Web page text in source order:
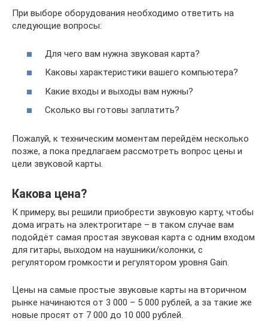
При выборе оборудования необходимо ответить на
следующие вопросы:
Для чего вам нужна звуковая карта?
Каковы характеристики вашего компьютера?
Какие входы и выходы вам нужны?
Сколько вы готовы заплатить?
Пожалуй, к техническим моментам перейдём несколько
позже, а пока предлагаем рассмотреть вопрос цены и
цели звуковой карты.
Какова цена?
К примеру, вы решили приобрести звуковую карту, чтобы
дома играть на электрогитаре – в таком случае вам
подойдёт самая простая звуковая карта с одним входом
для гитары, выходом на наушники/колонки, с
регулятором громкости и регулятором уровня Gain.
Цены на самые простые звуковые карты на вторичном
рынке начинаются от 3 000 – 5 000 рублей, а за такие же
новые просят от 7 000 до 10 000 рублей.